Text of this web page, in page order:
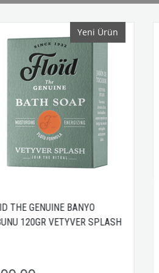
THE GENUINE BANYO
120GR VETYVER SPLASH
Yeni Ürün